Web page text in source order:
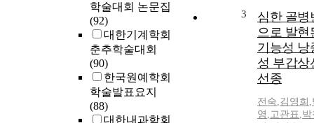
학술대회 논문집
(92)
대한기계학회
춘추학술대회
(90)
한국원예학회
학술발표요지
(88)
대한내과학회
3
심한 골병
으로 발현
기능성 낭
성 부갑상
선종
전숙,김영희 ,
영 ,고관표,박